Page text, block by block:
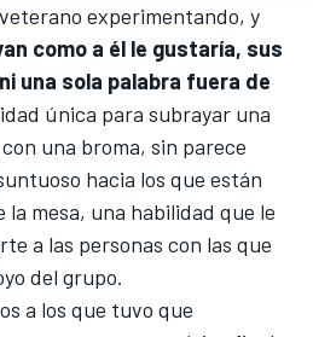
experimentando, y
como a él le gustaría, sus
una sola palabra fuera de
única para subrayar una
una broma, sin parece
hacia los que están
mesa, una habilidad que le
a las personas con las que
del grupo.
a los que tuvo que